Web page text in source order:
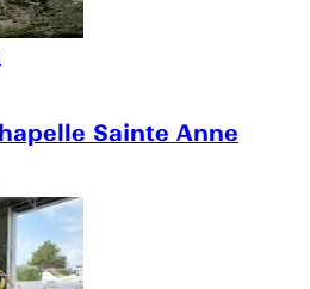
Sainte Anne